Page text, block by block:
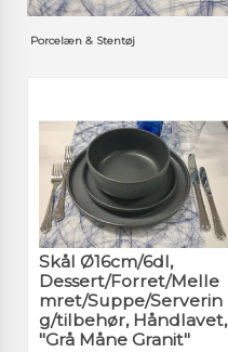
Porcelæn & Stentøj
Skål Ø16cm/6dl,
Dessert/Forret/Melle
mret/Suppe/Serverin
g/tilbehør, Håndlavet,
"Grå Måne Granit"